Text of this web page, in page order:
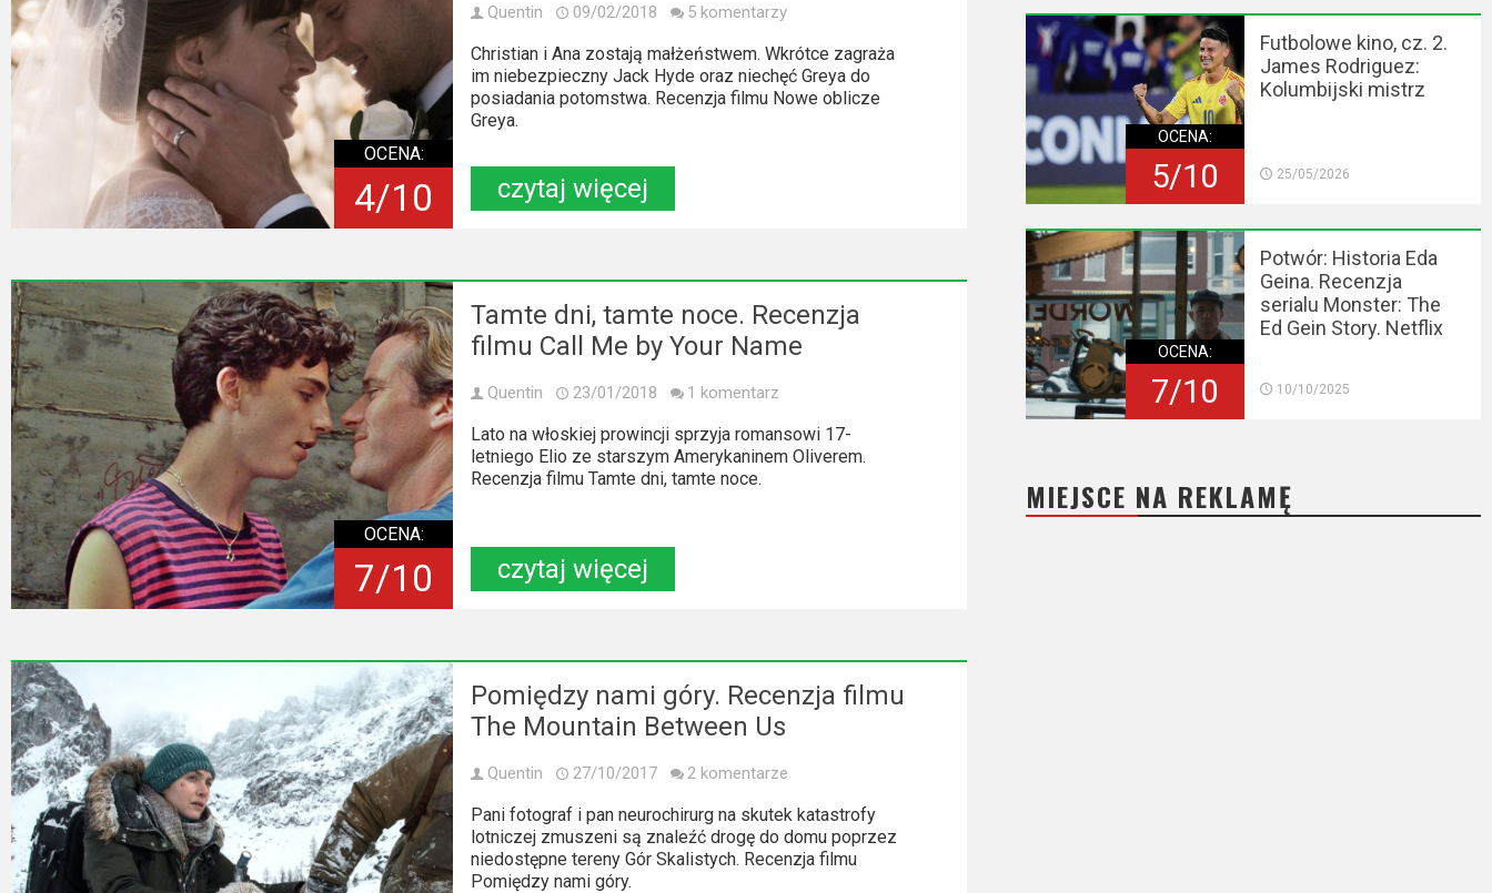
Podsumowania
2023
2020
2019
2018
2016
2017
2015
2014
OCENA:
4/10
Quentin 09/02/2018 5 komentarzy
Christian i Ana zostają małżeństwem. Wkrótce zagraża
im niebezpieczny Jack Hyde oraz niechęć Greya do
posiadania potomstwa. Recenzja filmu Nowe oblicze
Greya.
czytaj więcej
OCENA:
7/10
Tamte dni, tamte noce. Recenzja
filmu Call Me by Your Name
Quentin 23/01/2018 1 komentarz
Lato na włoskiej prowincji sprzyja romansowi 17-
letniego Elio ze starszym Amerykaninem Oliverem.
Recenzja filmu Tamte dni, tamte noce.
czytaj więcej
Pomiędzy nami góry. Recenzja filmu
The Mountain Between Us
Quentin 27/10/2017 2 komentarze
Pani fotograf i pan neurochirurg na skutek katastrofy
lotniczej zmuszeni są znaleźć drogę do domu poprzez
niedostępne tereny Gór Skalistych. Recenzja filmu
Pomiędzy nami góry.
OCENA:
5/10
Futbolowe kino, cz. 2.
James Rodriguez:
Kolumbijski mistrz
25/05/2026
OCENA:
7/10
Potwór: Historia Eda
Geina. Recenzja
serialu Monster: The
Ed Gein Story. Netflix
10/10/2025
MIEJSCE NA REKLAMĘ